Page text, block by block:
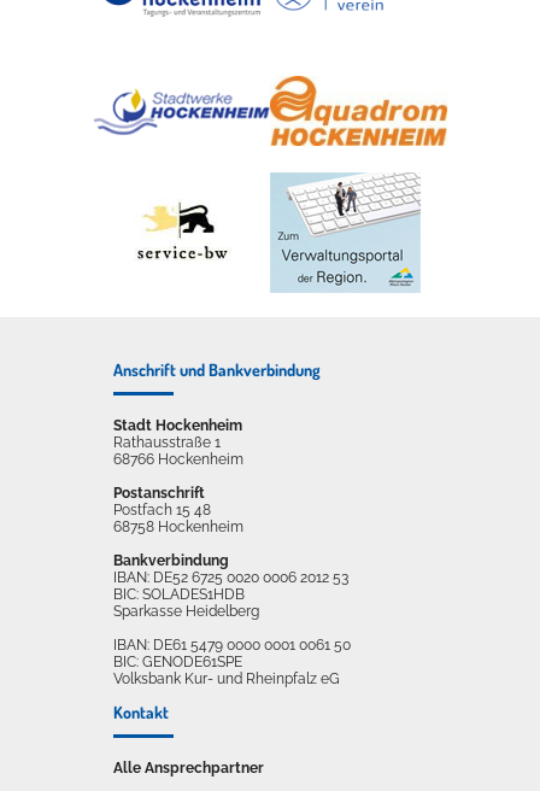
Anschrift und Bankverbindung
Stadt Hockenheim
Rathausstraße 1
68766 Hockenheim
Postanschrift
Postfach 15 48
68758 Hockenheim
Bankverbindung
IBAN: DE52 6725 0020 0006 2012 53
BIC: SOLADES1HDB
Sparkasse Heidelberg
IBAN: DE61 5479 0000 0001 0061 50
BIC: GENODE61SPE
Volksbank Kur- und Rheinpfalz eG
Kontakt
Alle Ansprechpartner